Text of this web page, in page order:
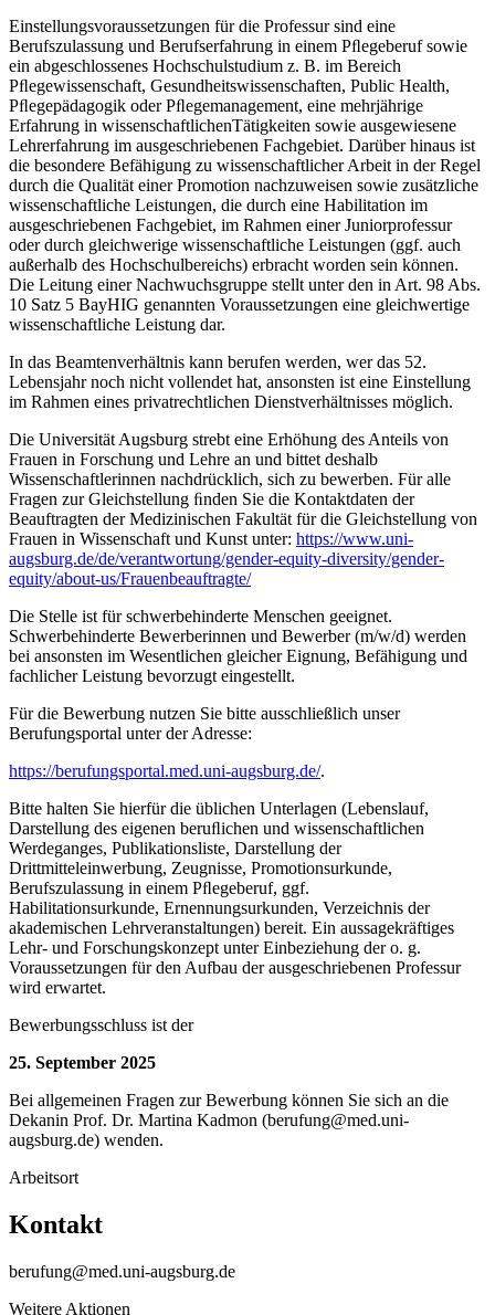
Einstellungsvoraussetzungen für die Professur sind eine
Berufszulassung und Berufserfahrung in einem Pﬂegeberuf sowie
ein abgeschlossenes Hochschulstudium z. B. im Bereich
Pﬂegewissenschaft, Gesundheitswissenschaften, Public Health,
Pﬂegepädagogik oder Pﬂegemanagement, eine mehrjährige
Erfahrung in wissenschaftlichenTätigkeiten sowie ausgewiesene
Lehrerfahrung im ausgeschriebenen Fachgebiet. Darüber hinaus ist
die besondere Befähigung zu wissenschaftlicher Arbeit in der Regel
durch die Qualität einer Promotion nachzuweisen sowie zusätzliche
wissenschaftliche Leistungen, die durch eine Habilitation im
ausgeschriebenen Fachgebiet, im Rahmen einer Juniorprofessur
oder durch gleichwerige wissenschaftliche Leistungen (ggf. auch
außerhalb des Hochschulbereichs) erbracht worden sein können.
Die Leitung einer Nachwuchsgruppe stellt unter den in Art. 98 Abs.
10 Satz 5 BayHIG genannten Voraussetzungen eine gleichwertige
wissenschaftliche Leistung dar.
In das Beamtenverhältnis kann berufen werden, wer das 52.
Lebensjahr noch nicht vollendet hat, ansonsten ist eine Einstellung
im Rahmen eines privatrechtlichen Dienstverhältnisses möglich.
Die Universität Augsburg strebt eine Erhöhung des Anteils von
Frauen in Forschung und Lehre an und bittet deshalb
Wissenschaftlerinnen nachdrücklich, sich zu bewerben. Für alle
Fragen zur Gleichstellung ﬁnden Sie die Kontaktdaten der
Beauftragten der Medizinischen Fakultät für die Gleichstellung von
Frauen in Wissenschaft und Kunst unter: https://www.uni-
augsburg.de/de/verantwortung/gender-equity-diversity/gender-
equity/about-us/Frauenbeauftragte/
Die Stelle ist für schwerbehinderte Menschen geeignet.
Schwerbehinderte Bewerberinnen und Bewerber (m/w/d) werden
bei ansonsten im Wesentlichen gleicher Eignung, Befähigung und
fachlicher Leistung bevorzugt eingestellt.
Für die Bewerbung nutzen Sie bitte ausschließlich unser
Berufungsportal unter der Adresse:
https://berufungsportal.med.uni-augsburg.de/.
Bitte halten Sie hierfür die üblichen Unterlagen (Lebenslauf,
Darstellung des eigenen beruﬂichen und wissenschaftlichen
Werdeganges, Publikationsliste, Darstellung der
Drittmitteleinwerbung, Zeugnisse, Promotionsurkunde,
Berufszulassung in einem Pﬂegeberuf, ggf.
Habilitationsurkunde, Ernennungsurkunden, Verzeichnis der
akademischen Lehrveranstaltungen) bereit. Ein aussagekräftiges
Lehr- und Forschungskonzept unter Einbeziehung der o. g.
Voraussetzungen für den Aufbau der ausgeschriebenen Professur
wird erwartet.
Bewerbungsschluss ist der
25. September 2025
Bei allgemeinen Fragen zur Bewerbung können Sie sich an die
Dekanin Prof. Dr. Martina Kadmon (berufung@med.uni-
augsburg.de) wenden.
Arbeitsort
Kontakt
berufung@med.uni-augsburg.de
Weitere Aktionen